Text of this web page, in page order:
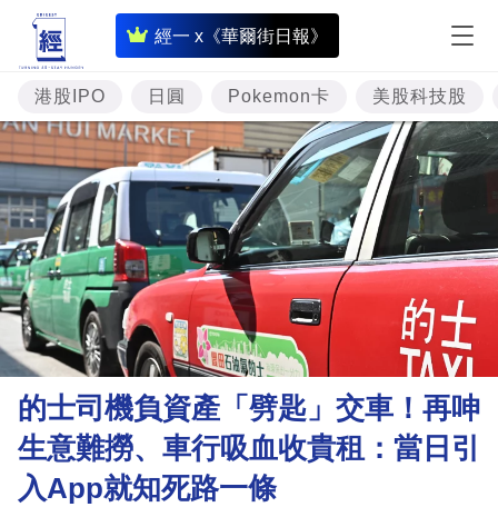
經一 x《華爾街日報》
即
時
財
經
專
題
投
資
市
理
財
商
業
港股IPO 日圓 Pokemon卡 美股科技股
的士司機負資產「劈匙」交車！再呻
生意難撈、車行吸血收貴租：當日引
入App就知死路一條